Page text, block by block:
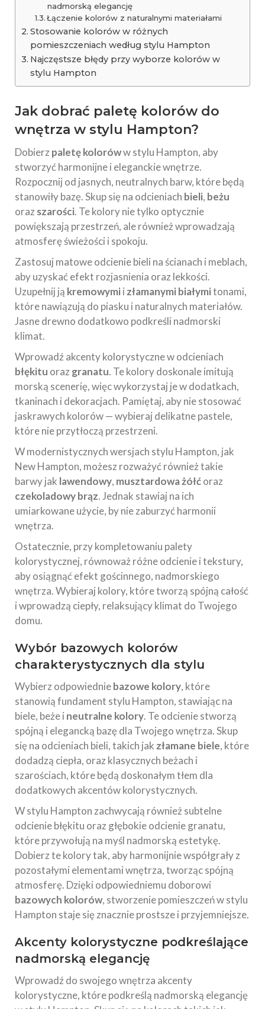
nadmorską elegancję
Łączenie kolorów z naturalnymi materiałami
Stosowanie kolorów w różnych
pomieszczeniach według stylu Hampton
Najczęstsze błędy przy wyborze kolorów w
stylu Hampton
Jak dobrać paletę kolorów do
wnętrza w stylu Hampton?
Dobierz paletę koloróww stylu Hampton, aby
stworzyć harmonijne i eleganckie wnętrze.
Rozpocznij od jasnych, neutralnych barw, które będą
stanowiły bazę. Skup się na odcieniach bieli, beżu
oraz szarości. Te kolory nie tylko optycznie
powiększają przestrzeń, ale również wprowadzają
atmosferę świeżości i spokoju.
Zastosuj matowe odcienie bieli na ścianach i meblach,
aby uzyskać efekt rozjasnienia oraz lekkości.
Uzupełnij ją kremowymii złamanymi białymitonami,
które nawiązują do piasku i naturalnych materiałów.
Jasne drewno dodatkowo podkreśli nadmorski
klimat.
Wprowadź akcenty kolorystyczne w odcieniach
błękitu oraz granatu. Te kolory doskonale imitują
morską scenerię, więc wykorzystaj je w dodatkach,
tkaninach i dekoracjach. Pamiętaj, aby nie stosować
jaskrawych kolorów — wybieraj delikatne pastele,
które nie przytłoczą przestrzeni.
W modernistycznych wersjach stylu Hampton, jak
New Hampton, możesz rozważyć również takie
barwy jak lawendowy, musztardowa żółćoraz
czekoladowy brąz. Jednak stawiaj na ich
umiarkowane użycie, by nie zaburzyć harmonii
wnętrza.
Ostatecznie, przy kompletowaniu palety
kolorystycznej, równoważ różne odcienie i tekstury,
aby osiągnąć efekt gościnnego, nadmorskiego
wnętrza. Wybieraj kolory, które tworzą spójną całość
i wprowadzą ciepły, relaksujący klimat do Twojego
domu.
Wybór bazowych kolorów
charakterystycznych dla stylu
Wybierz odpowiedniebazowe kolory, które
stanowią fundament stylu Hampton, stawiając na
biele, beże i neutralne kolory. Te odcienie stworzą
spójną i elegancką bazę dla Twojego wnętrza. Skup
się na odcieniach bieli, takich jak złamane biele, które
dodadzą ciepła, oraz klasycznych beżach i
szarościach, które będą doskonałym tłem dla
dodatkowych akcentów kolorystycznych.
W stylu Hampton zachwycają również subtelne
odcienie błękitu oraz głębokie odcienie granatu,
które przywołują na myśl nadmorską estetykę.
Dobierz te kolory tak, aby harmonijnie współgrały z
pozostałymi elementami wnętrza, tworząc spójną
atmosferę. Dzięki odpowiedniemu doborowi
bazowych kolorów, stworzenie pomieszczeń w stylu
Hampton staje się znacznie prostsze i przyjemniejsze.
Akcenty kolorystyczne podkreślające
nadmorską elegancję
Wprowadź do swojego wnętrza akcenty
kolorystyczne, które podkreślą nadmorską elegancję